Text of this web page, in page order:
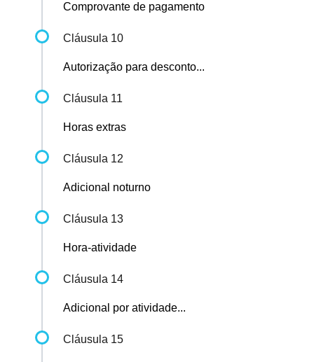
Comprovante de pagamento
Cláusula 10
Autorização para desconto...
Cláusula 11
Horas extras
Cláusula 12
Adicional noturno
Cláusula 13
Hora-atividade
Cláusula 14
Adicional por atividade...
Cláusula 15